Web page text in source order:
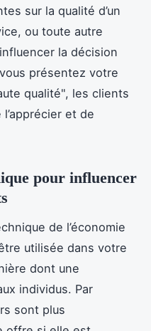
sur la qualité d’un
ou toute autre
la décision
présentez votre
qualité", les clients
et de
pour influencer
de l’économie
utilisée dans votre
dont une
individus. Par
sont plus